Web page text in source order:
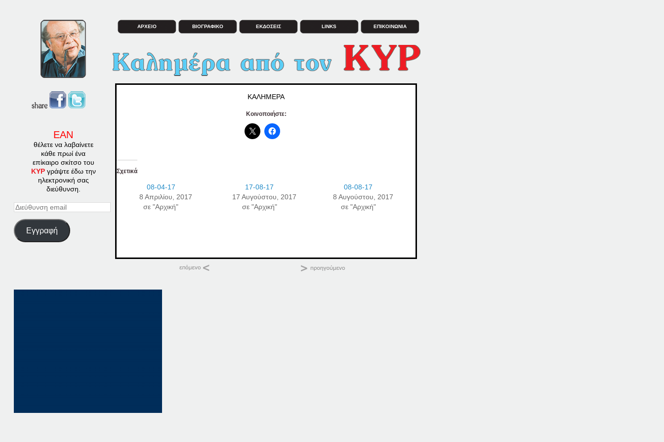
ΕΑΝ
θέλετε να λαβαίνετε
κάθε πρωί ένα
επίκαιρο σκίτσο του
ΚΥΡγράψτε έδω την
ηλεκτρονική σας
διεύθυνση.
Διεύθυνση
Εγγραφή
ΑΡΧΕΙΟ ΒΙΟΓΡΑΦΙΚΟ ΕΚΔΟΣΕΙΣ LINKS ΕΠΙΚΟΙΝΩΝΙΑ
ΚΑΛΗΜΕΡΑ
Κοινοποιήστε:
Σχετικά
08-04-17
8 Απριλίου, 2017
σε "Αρχική"
17-08-17
17 Αυγούστου, 2017
σε "Αρχική"
08-08-17
8 Αυγούστου, 2017
σε "Αρχική"